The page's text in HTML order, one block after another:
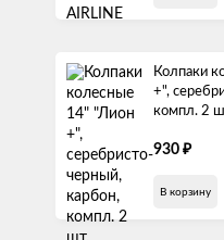
Колпаки
+",
компл. 2
930 ₽
В корзину